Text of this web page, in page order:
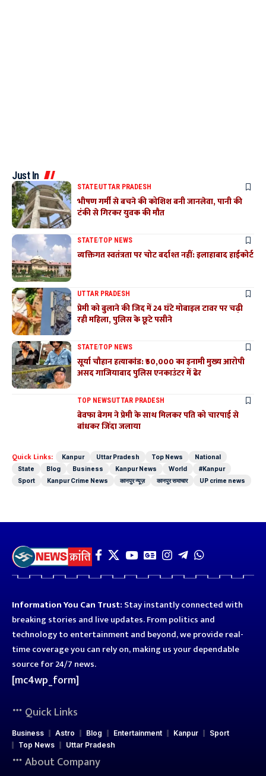
Just In
STATEUTTAR PRADESH
भीषण गर्मी से बचने की कोशिश बनी जानलेवा, पानी की
टंकी से गिरकर युवक की मौत
STATETOP NEWS
व्यक्तिगत स्वतंत्रता पर चोट बर्दाश्त नहीं: इलाहाबाद हाईकोर्ट
UTTAR PRADESH
प्रेमी को बुलाने की जिद में 24 घंटे मोबाइल टावर पर चढ़ी
रही महिला, पुलिस के छूटे पसीने
STATETOP NEWS
सूर्या चौहान हत्याकांड: ₹50,000 का इनामी मुख्य आरोपी
असद गाजियाबाद पुलिस एनकाउंटर में ढेर
TOP NEWSUTTAR PRADESH
बेवफा बेगम ने प्रेमी के साथ मिलकर पति को चारपाई से
बांधकर जिंदा जलाया
Quick Links: Kanpur Uttar Pradesh Top News
National
State
Blog Business Kanpur News World
#Kanpur
Sport
Kanpur Crime News कानपुर न्यूज़ कानपुर समाचार UP crime news
Information You Can Trust: Stay instantly connected with
breaking stories and live updates. From politics and
technology to entertainment and beyond, we provide real-
time coverage you can rely on, making us your dependable
source for 24/7 news.
[mc4wp_form]
Quick Links
Business Astro Blog Entertainment Kanpur
Sport
Top News
Uttar Pradesh
About Company